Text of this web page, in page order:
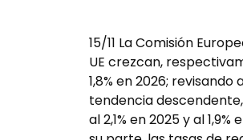
15/11 La Comisión
UE crezcan,
1,8% en 2026;
tendencia
al 2,1% en 2025 y al